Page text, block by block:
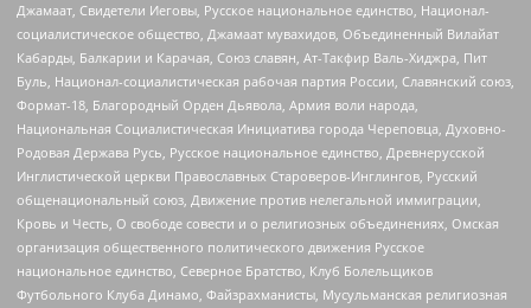
Джамаат, Свидетели Иеговы, Русское национальное единство, Национал-
социалистическое общество, Джамаат мувахидов, Объединенный Вилайат
Кабарды, Балкарии и Карачая, Союз славян, Ат-Такфир Валь-Хиджра, Пит
Буль, Национал-социалистическая рабочая партия России, Славянский союз,
Формат-18, Благородный Орден Дьявола, Армия воли народа,
Национальная Социалистическая Инициатива города Череповца, Духовно-
Родовая Держава Русь, Русское национальное единство, Древнерусской
Инглистической церкви Православных Староверов-Инглингов, Русский
общенациональный союз, Движение против нелегальной иммиграции,
Кровь и Честь, О свободе совести и о религиозных объединениях, Омская
организация общественного политического движения Русское
национальное единство, Северное Братство, Клуб Болельщиков
Футбольного Клуба Динамо, Файзрахманисты, Мусульманская религиозная